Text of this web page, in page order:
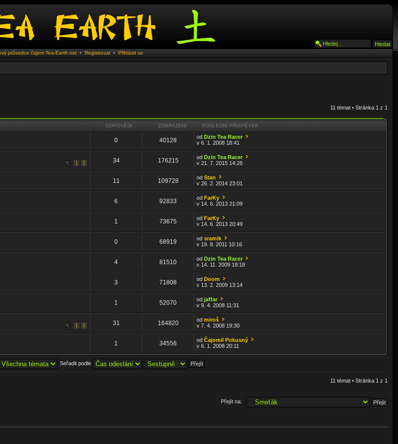
průvodce čajem Tea-Earth.net• Registrovat • Přihlásit se
11 témat • Stránka 1 z 1
ODPOVĚDI ZOBRAZENÍ POSLEDNÍ PŘÍSPĚVEK
0 40128 odDzin Tea Racer
v 6. 1. 2008 18:41
1 2 34 176215 odDzin Tea Racer
v 21. 7. 2015 14:28
11 109728 odStan
v 26. 2. 2014 23:01
6 92833 odFarKy
v 14. 6. 2013 21:09
1 73675 odFarKy
v 14. 6. 2013 20:49
0 68919 odsramik
v 19. 8. 2011 10:16
4 81510 odDzin Tea Racer
v 14. 11. 2009 18:18
3 71808 odDoom
v 13. 2. 2009 13:14
1 52070 odjaffar
v 9. 4. 2008 11:31
1 2 31 164820 odmiroš
v 7. 4. 2008 19:30
1 34556 odČajomil Pokusný
v 6. 1. 2008 20:11
Seřadit podle
11 témat • Stránka 1 z 1
Přejít na: